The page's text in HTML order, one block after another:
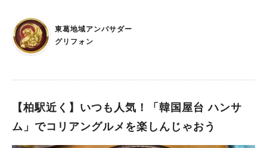
とがあったよね。」 「子どもが少し大きくなったら、一緒に旅
行行こうね。」 など、過去を振り返ったり、未来の話をした
り…。 日々子育てを頑張る自分たちのご褒美も兼ねて、S kashi
東葛地域アンバサダー
グリフォン
【柏駅近く】いつも人気！「韓国屋台 ハンサ
ム」でコリアングルメを楽しんじゃおう